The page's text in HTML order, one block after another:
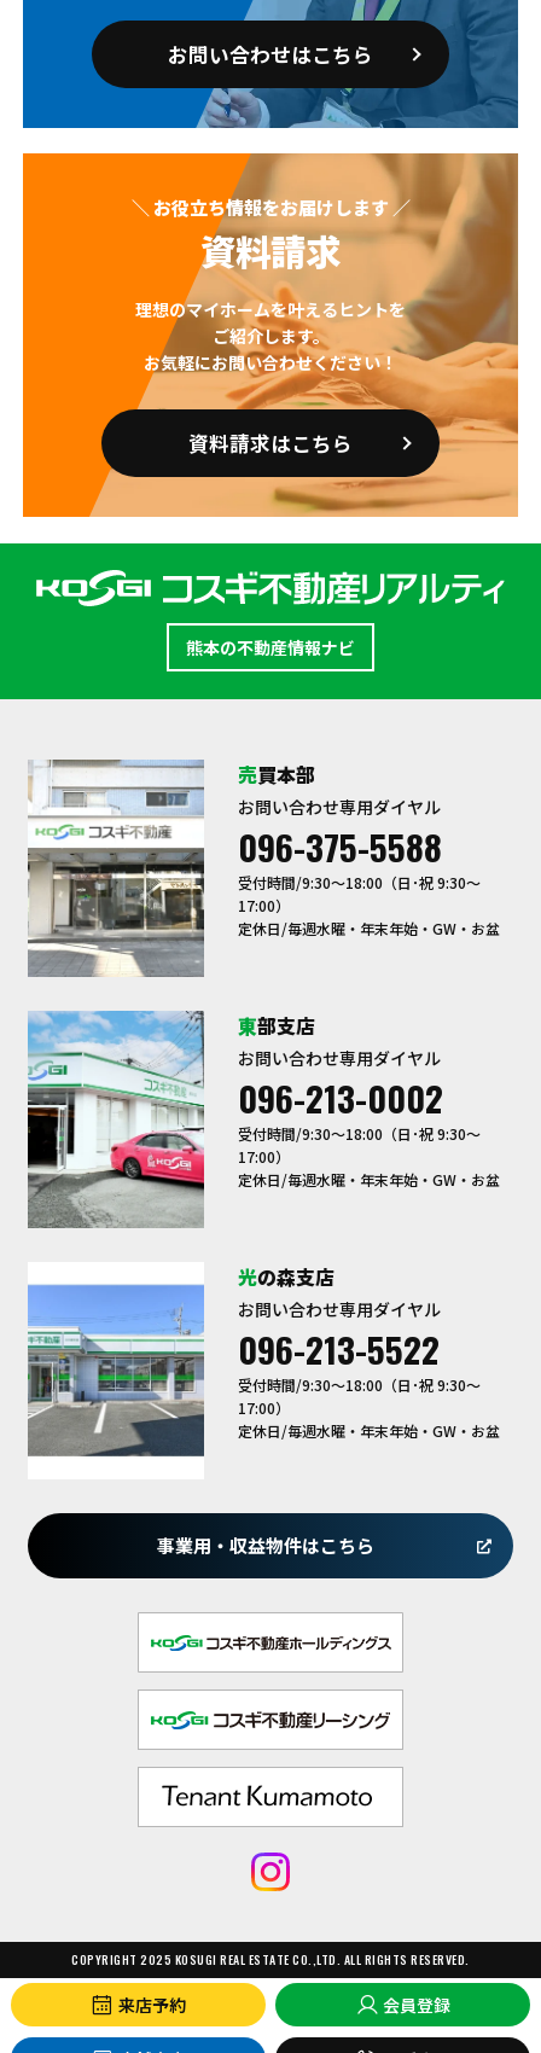
お問い合わせはこちら
＼ お役立ち情報をお届けします ／
資料請求
理想のマイホームを叶えるヒントを
ご紹介します。
お気軽にお問い合わせください！
資料請求はこちら
熊本の不動産情報ナビ
売買本部
お問い合わせ専用ダイヤル
096-375-5588
受付時間/9:30〜18:00（日･祝 9:30～
17:00）
定休日/毎週水曜・年末年始・GW・お盆
東部支店
お問い合わせ専用ダイヤル
096-213-0002
受付時間/9:30〜18:00（日･祝 9:30～
17:00）
定休日/毎週水曜・年末年始・GW・お盆
光の森支店
お問い合わせ専用ダイヤル
096-213-5522
受付時間/9:30〜18:00（日･祝 9:30～
17:00）
定休日/毎週水曜・年末年始・GW・お盆
事業用・収益物件はこちら
来店予約 会員登録
COPYRIGHT 2025 KOSUGI REAL ESTATE CO.,LTD. ALL RIGHTS RESERVED.